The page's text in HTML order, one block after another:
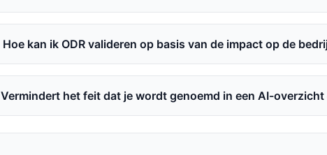
Hoe kan ik ODR valideren op basis van de impact op de
Vermindert het feit dat je wordt genoemd in een AI-overzicht